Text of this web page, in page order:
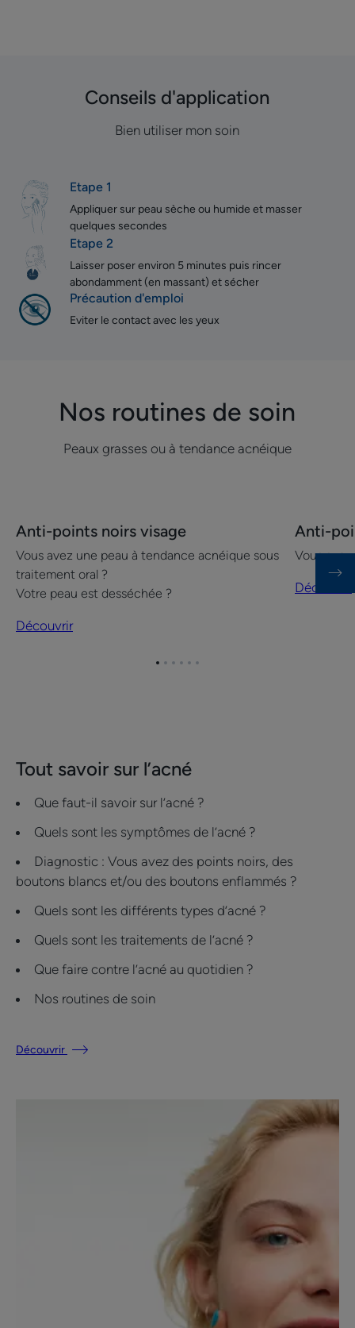
Conseils d'application
Bien utiliser mon soin
Etape 1
Appliquer sur peau sèche ou humide et masser
quelques secondes
Etape 2
Laisser poser environ 5 minutes puis rincer
abondamment (en massant) et sécher
Précaution d'emploi
Eviter le contact avec les yeux
Nos routines de soin
Peaux grasses ou à tendance acnéique
Anti-
points
noirs
visage
Anti-points noirs visage
Vous avez une peau à tendance acnéique sous
traitement oral ?
Votre peau est desséchée ?
Découvrir
Anti-
points
visage
Anti-
Vous
Découvrir
Aller
Aller
Aller
Aller
Aller
Aller
Tout savoir sur l’acné
Que faut-il savoir sur l’acné ?
Quels sont les symptômes de l’acné ?
Diagnostic : Vous avez des points noirs, des
boutons blancs et/ou des boutons enflammés ?
Quels sont les différents types d’acné ?
Quels sont les traitements de l’acné ?
Que faire contre l’acné au quotidien ?
Nos routines de soin
Découvrir